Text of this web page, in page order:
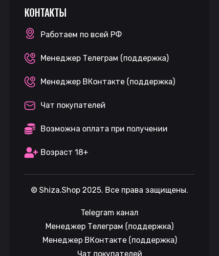
КОНТАКТЫ
Работаем по всей РФ
Менеджер Телеграм (поддержка)
Менеджер ВКонтакте (поддержка)
Чат покупателей
Возможна оплата при получении
Возраст 18+
© Shiza.Shop 2025. Все права защищены.
Telegram канал
Менеджер Телеграм (поддержка)
Менеджер ВКонтакте (поддержка)
Чат покупателей